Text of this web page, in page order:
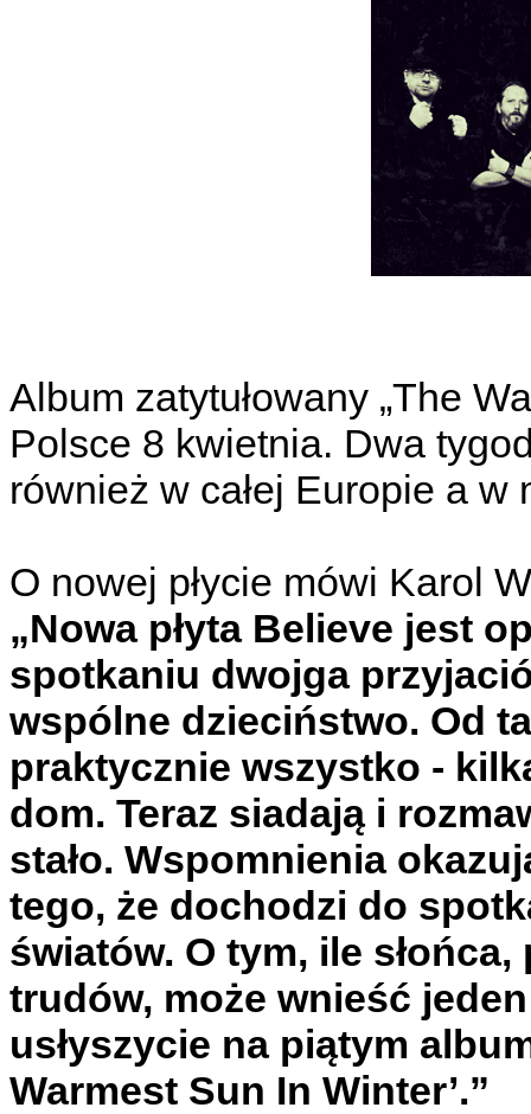
Album zatytułowany „The
Polsce 8 kwietnia. Dwa
również w całej Europie a
O nowej płycie mówi Karol
„Nowa płyta Believe jest
spotkaniu dwojga
wspólne dzieciństwo. Od
praktycznie wszystko -
dom. Teraz siadają i
stało. Wspomnienia
tego, że dochodzi do
światów. O tym, ile
trudów, może wnieść
usłyszycie na piątym
Warmest Sun In Winter’.”